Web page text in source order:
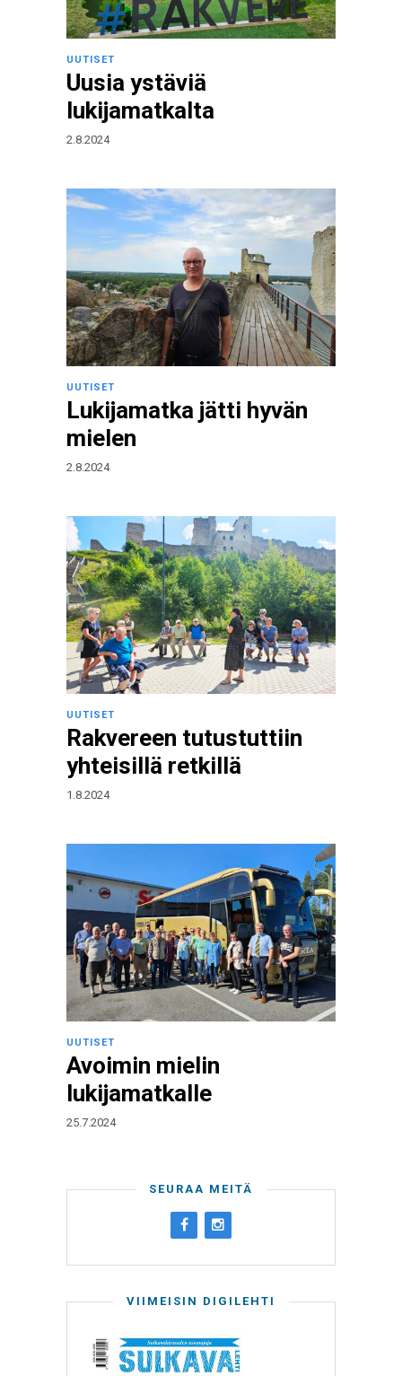
UUTISET
Uusia ystäviä
lukijamatkalta
2.8.2024
UUTISET
Lukijamatka jätti hyvän
mielen
2.8.2024
UUTISET
Rakvereen tutustuttiin
yhteisillä retkillä
1.8.2024
UUTISET
Avoimin mielin
lukijamatkalle
25.7.2024
SEURAA MEITÄ
VIIMEISIN DIGILEHTI